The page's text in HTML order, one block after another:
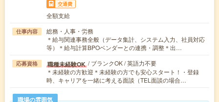
交通費
全額支給
仕事内容
総務・人事・労務
＊給与関連事務全般（データ集計、システム入力、社員対応
等）＊給与計算BPOベンダーとの連携・調整＊出…
応募資格 職種未経験OK / ブランクOK / 英語力不要
＊未経験の方歓迎＊未経験の方でも安心スタート！・登録
時、キャリアを一緒に考える面談（TEL面談の場合…
職場の雰囲気